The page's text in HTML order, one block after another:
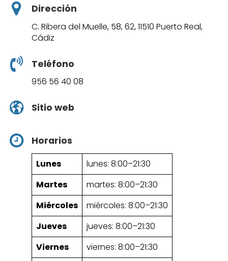
Dirección
C. Ribera del Muelle, 58, 62, 11510 Puerto Real,
Cádiz
Teléfono
956 56 40 08
Sitio web
Horarios
Lunes
lunes: 8:00–21:30
Martes
martes: 8:00–21:30
Miércoles
miércoles: 8:00–21:30
Jueves
jueves: 8:00–21:30
Viernes
viernes: 8:00–21:30